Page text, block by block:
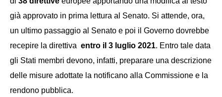
già approvato in prima lettura al Senato. Si attende, ora,
un ultimo passaggio al Senato e poi il Governo dovrebbe
recepire la direttiva entro il 3 luglio 2021. Entro tale data
gli Stati membri devono, infatti, preparare una descrizione
delle misure adottate la notificano alla Commissione e la
rendono pubblica.